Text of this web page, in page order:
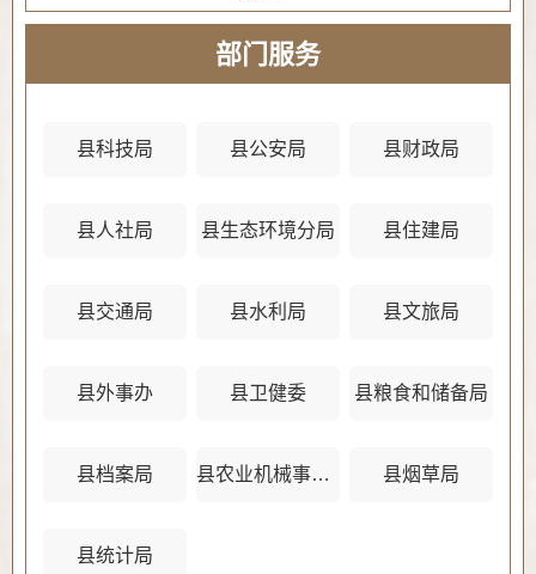
部门服务
县科技局 县公安局 县财政局
县人社局 县生态环境分局 县住建局
县交通局 县水利局 县文旅局
县外事办 县卫健委 县粮食和储备局
县档案局 县农业机械事务管理中心 县烟草局
县统计局